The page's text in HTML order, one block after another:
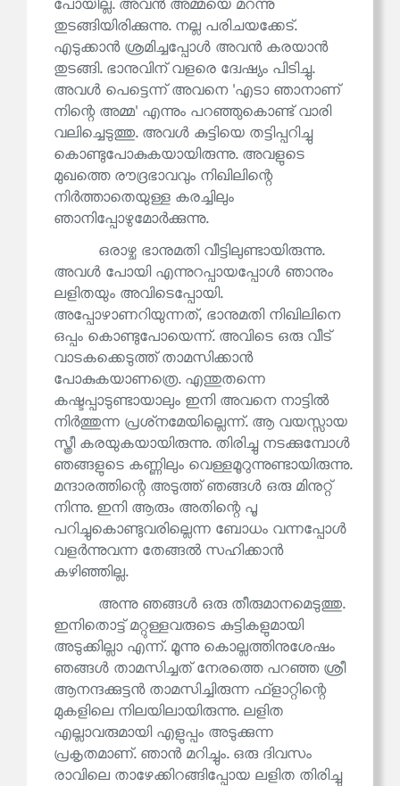
പോയില്ല. അവൻ അമ്മയെ മറന്നു
തുടങ്ങിയിരിക്കുന്നു. നല്ല പരിചയക്കേട്.
എടുക്കാൻ ശ്രമിച്ചപ്പോൾ അവൻ കരയാൻ
തുടങ്ങി. ഭാനുവിന് വളരെ ദ്വേഷ്യം പിടിച്ചു.
അവൾ പെട്ടെന്ന് അവനെ 'എടാ ഞാനാണ്
നിന്റെ അമ്മ' എന്നും പറഞ്ഞുകൊണ്ട് വാരി
വലിച്ചെടുത്തു. അവൾ കുട്ടിയെ തട്ടിപ്പറിച്ചു
കൊണ്ടുപോകുകയായിരുന്നു. അവളുടെ
മുഖത്തെ രൗദ്രഭാവവും നിഖിലിന്റെ
നിർത്താതെയുള്ള കരച്ചിലും
ഞാനിപ്പോഴുമോർക്കുന്നു.
ഒരാഴ്ച ഭാനുമതി വീട്ടിലുണ്ടായിരുന്നു.
അവൾ പോയി എന്നുറപ്പായപ്പോൾ ഞാനും
ലളിതയും അവിടെപ്പോയി.
അപ്പോഴാണറിയുന്നത്, ഭാനുമതി നിഖിലിനെ
ഒപ്പം കൊണ്ടുപോയെന്ന്. അവിടെ ഒരു വീട്
വാടകക്കെടുത്ത് താമസിക്കാൻ
പോകുകയാണത്രെ. എന്തുതന്നെ
കഷ്ടപ്പാടുണ്ടായാലും ഇനി അവനെ നാട്ടിൽ
നിർത്തുന്ന പ്രശ്‌നമേയില്ലെന്ന്. ആ വയസ്സായ
സ്ത്രീ കരയുകയായിരുന്നു. തിരിച്ചു നടക്കുമ്പോൾ
ഞങ്ങളുടെ കണ്ണിലും വെള്ളമൂറുന്നുണ്ടായിരുന്നു.
മന്ദാരത്തിന്റെ അടുത്ത് ഞങ്ങൾ ഒരു മിനുറ്റ്
നിന്നു. ഇനി ആരും അതിന്റെ പൂ
പറിച്ചുകൊണ്ടുവരില്ലെന്ന ബോധം വന്നപ്പോൾ
വളർന്നുവന്ന തേങ്ങൽ സഹിക്കാൻ
കഴിഞ്ഞില്ല.
അന്നു ഞങ്ങൾ ഒരു തീരുമാനമെടുത്തു.
ഇനിതൊട്ട് മറ്റുള്ളവരുടെ കുട്ടികളുമായി
അടുക്കില്ലാ എന്ന്. മൂന്നു കൊല്ലത്തിനുശേഷം
ഞങ്ങൾ താമസിച്ചത് നേരത്തെ പറഞ്ഞ ശ്രീ
ആനന്ദക്കുട്ടൻ താമസിച്ചിരുന്ന ഫ്‌ളാറ്റിന്റെ
മുകളിലെ നിലയിലായിരുന്നു. ലളിത
എല്ലാവരുമായി എളുപ്പം അടുക്കുന്ന
പ്രകൃതമാണ്. ഞാൻ മറിച്ചും. ഒരു ദിവസം
രാവിലെ താഴേക്കിറങ്ങിപ്പോയ ലളിത തിരിച്ചു